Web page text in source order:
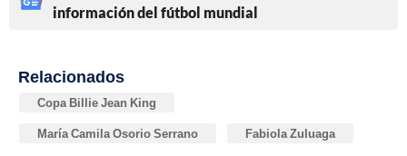
información del fútbol mundial
Relacionados
Copa Billie Jean King
María Camila Osorio Serrano Fabiola Zuluaga